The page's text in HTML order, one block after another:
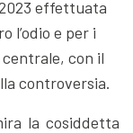
effettuata
l’odio e per i
con il
controversia.
la cosiddetta